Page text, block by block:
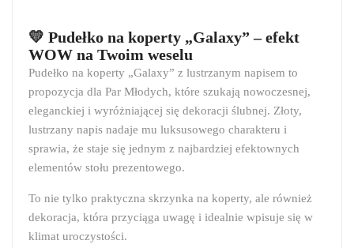
💛 Pudełko na koperty „Galaxy” – efekt
WOW na Twoim weselu
Pudełko na koperty „Galaxy” z lustrzanym napisem to
propozycja dla Par Młodych, które szukają nowoczesnej,
eleganckiej i wyróżniającej się dekoracji ślubnej. Złoty,
lustrzany napis nadaje mu luksusowego charakteru i
sprawia, że staje się jednym z najbardziej efektownych
elementów stołu prezentowego.
To nie tylko praktyczna skrzynka na koperty, ale również
dekoracja, która przyciąga uwagę i idealnie wpisuje się w
klimat uroczystości.